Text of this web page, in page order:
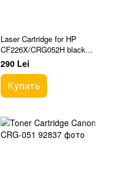
Laser Cartridge for HP
CF226X/CRG052H black
Compatible (9k) KT
290 Lei
Купить